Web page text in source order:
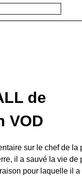
de
VOD
sur le chef de
il a sauvé la vie
pour laquelle il